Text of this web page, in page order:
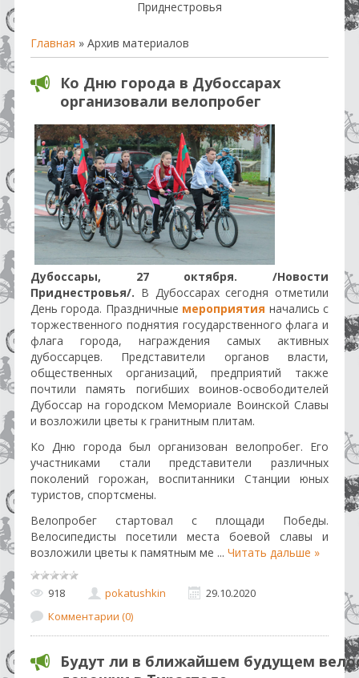
Приднестровья
Главная » Архив материалов
Ко Дню города в Дубоссарах
организовали велопробег
Дубоссары, 27 октября. /Новости
Приднестровья/. В Дубоссарах сегодня отметили
День города. Праздничные мероприятия начались с
торжественного поднятия государственного флага и
флага города, награждения самых активных
дубоссарцев. Представители органов власти,
общественных организаций, предприятий также
почтили память погибших воинов-освободителей
Дубоссар на городском Мемориале Воинской Славы
и возложили цветы к гранитным плитам.
Ко Дню города был организован велопробег. Его
участниками стали представители различных
поколений горожан, воспитанники Станции юных
туристов, спортсмены.
Велопробег стартовал с площади Победы.
Велосипедисты посетили места боевой славы и
возложили цветы к памятным ме ... Читать дальше »
918 pokatushkin
29.10.2020
Комментарии (0)
Будут ли в ближайшем будущем